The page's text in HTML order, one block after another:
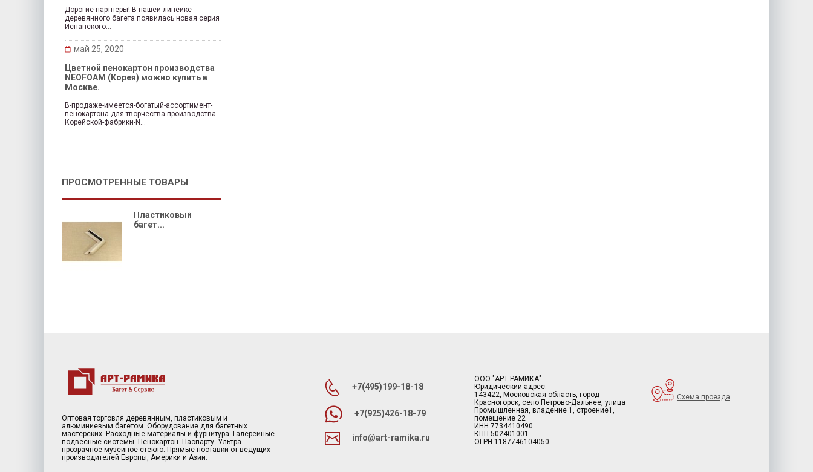
Дорогие партнеры! В нашей линейке
деревянного багета появилась новая серия
Испанского...
май 25, 2020
Цветной пенокартон производства
NEOFOAM (Корея) можно купить в
Москве.
В-продаже-имеется-богатый-ассортимент-
пенокартона-для-творчества-производства-
Корейской-фабрики-N...
ПРОСМОТРЕННЫЕ ТОВАРЫ
Пластиковый
багет...
Оптовая торговля деревянным, пластиковым и
алюминиевым багетом. Оборудование для багетных
мастерских. Расходные материалы и фурнитура. Галерейные
подвесные системы. Пенокартон. Паспарту. Ультра-
прозрачное музейное стекло. Прямые поставки от ведущих
производителей Европы, Америки и Азии.
+7(495)199-18-18
+7(925)426-18-79
info@art-ramika.ru
ООО "АРТ-РАМИКА"
Юридический адрес:
143422, Московская область, город
Красногорск, село Петрово-Дальнее, улица
Промышленная, владение 1, строение1,
помещение 22
ИНН 7734410490
КПП 502401001
ОГРН 1187746104050
Схема проезда